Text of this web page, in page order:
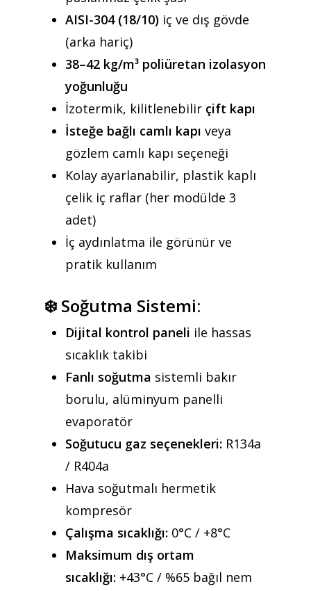
AISI-304 (18/10) iç ve dış gövde
(arka hariç)
38–42 kg/m³ poliüretan izolasyon
yoğunluğu
İzotermik, kilitlenebilir çift kapı
İsteğe bağlı camlı kapı veya
gözlem camlı kapı seçeneği
Kolay ayarlanabilir, plastik kaplı
çelik iç raflar (her modülde 3
adet)
İç aydınlatma ile görünür ve
pratik kullanım
❄️ Soğutma Sistemi:
Dijital kontrol paneli ile hassas
sıcaklık takibi
Fanlı soğutma sistemli bakır
borulu, alüminyum panelli
evaporatör
Soğutucu gaz seçenekleri: R134a
/ R404a
Hava soğutmalı hermetik
kompresör
Çalışma sıcaklığı: 0°C / +8°C
Maksimum dış ortam
sıcaklığı: +43°C / %65 bağıl nem
Kurumsal
Ürünler
Referanslar